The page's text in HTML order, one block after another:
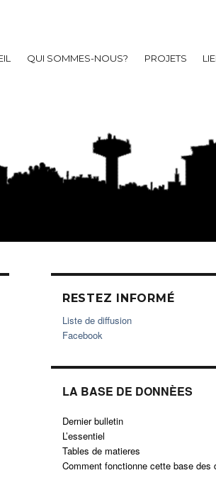
QUI SOMMES-NOUS? PROJETS
RESTEZ INFORMÉ
Liste de diffusion
Facebook
LA BASE DE DONNÈES
Dernier bulletin
L’essentiel
Tables de matieres
Comment fonctionne cette base des